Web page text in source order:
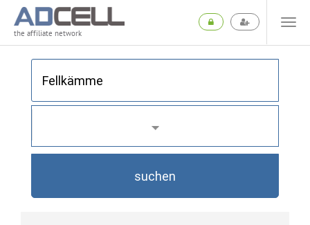
the affiliate network
suchen